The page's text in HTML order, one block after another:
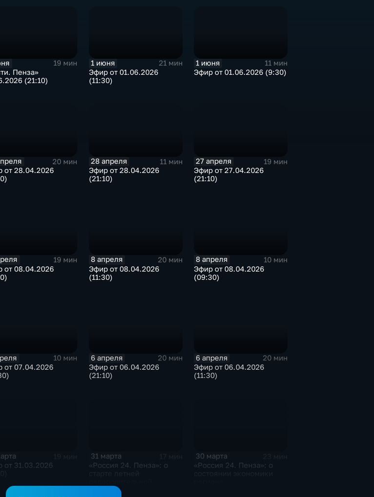
19 мин
Пенза»
(21:10)
1 июня
21 мин
Эфир от 01.06.2026
(11:30)
1 июня
11 мин
Эфир от 01.06.2026 (9:30)
20 мин
от 28.04.2026
28 апреля
11 мин
Эфир от 28.04.2026
(21:10)
27 апреля
19 мин
Эфир от 27.04.2026
(21:10)
19 мин
от 08.04.2026
8 апреля
20 мин
Эфир от 08.04.2026
(11:30)
8 апреля
10 мин
Эфир от 08.04.2026
(09:30)
10 мин
от 07.04.2026
6 апреля
20 мин
Эфир от 06.04.2026
(21:10)
6 апреля
20 мин
Эфир от 06.04.2026
(11:30)
от 31.03.2026
31 марта
«Россия 24. Пенза»: о
кампании
30 марта
«Россия 24. Пенза»: о